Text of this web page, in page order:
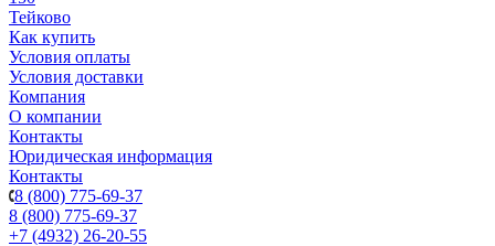
Тейково
Как купить
Условия оплаты
Условия доставки
Компания
О компании
Контакты
Юридическая информация
Контакты
8 (800) 775-69-37
8 (800) 775-69-37
+7 (4932) 26-20-55